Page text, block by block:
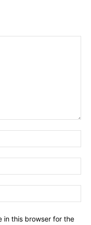
in this browser for the